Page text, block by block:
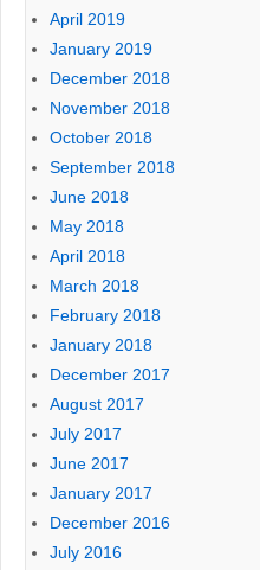
April 2019
January 2019
December 2018
November 2018
October 2018
September 2018
June 2018
May 2018
April 2018
March 2018
February 2018
January 2018
December 2017
August 2017
July 2017
June 2017
January 2017
December 2016
July 2016